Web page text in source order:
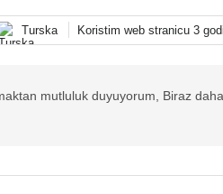
Turska Koristim web stranicu 3
mutluluk duyuyorum, Biraz